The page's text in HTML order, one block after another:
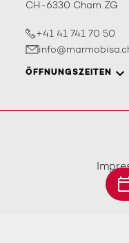
CH-6330 Cham ZG
+41 41 741 70 50
ÖFFNUNGSZEITEN